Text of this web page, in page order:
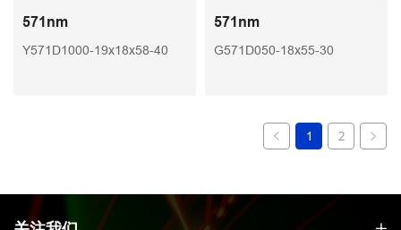
571nm
Y571D1000-19x18x58-40
571nm
G571D050-18x55-30
1 2